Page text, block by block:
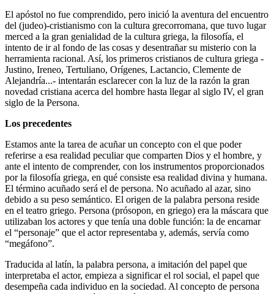
El apóstol no fue comprendido, pero inició la aventura del encuentro
del (judeo)-cristianismo con la cultura grecorromana, que tuvo lugar
merced a la gran genialidad de la cultura griega, la filosofía, el
intento de ir al fondo de las cosas y desentrañar su misterio con la
herramienta racional. Así, los primeros cristianos de cultura griega -
Justino, Ireneo, Tertuliano, Orígenes, Lactancio, Clemente de
Alejandría...- intentarán esclarecer con la luz de la razón la gran
novedad cristiana acerca del hombre hasta llegar al siglo IV, el gran
siglo de la Persona.
Los precedentes
Estamos ante la tarea de acuñar un concepto con el que poder
referirse a esa realidad peculiar que comparten Dios y el hombre, y
ante el intento de comprender, con los instrumentos proporcionados
por la filosofía griega, en qué consiste esa realidad divina y humana.
El término acuñado será el de persona. No acuñado al azar, sino
debido a su peso semántico. El origen de la palabra persona reside
en el teatro griego. Persona (prósopon, en griego) era la máscara que
utilizaban los actores y que tenía una doble función: la de encarnar
el “personaje” que el actor representaba y, además, servía como
“megáfono”.
Traducida al latín, la palabra persona, a imitación del papel que
interpretaba el actor, empieza a significar el rol social, el papel que
desempeña cada individuo en la sociedad. Al concepto de persona